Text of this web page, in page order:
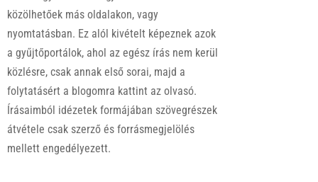
közölhetőek más oldalakon, vagy
nyomtatásban. Ez alól kivételt képeznek azok
a gyűjtőportálok, ahol az egész írás nem kerül
közlésre, csak annak első sorai, majd a
folytatásért a blogomra kattint az olvasó.
Írásaimból idézetek formájában szövegrészek
átvétele csak szerző és forrásmegjelölés
mellett engedélyezett.